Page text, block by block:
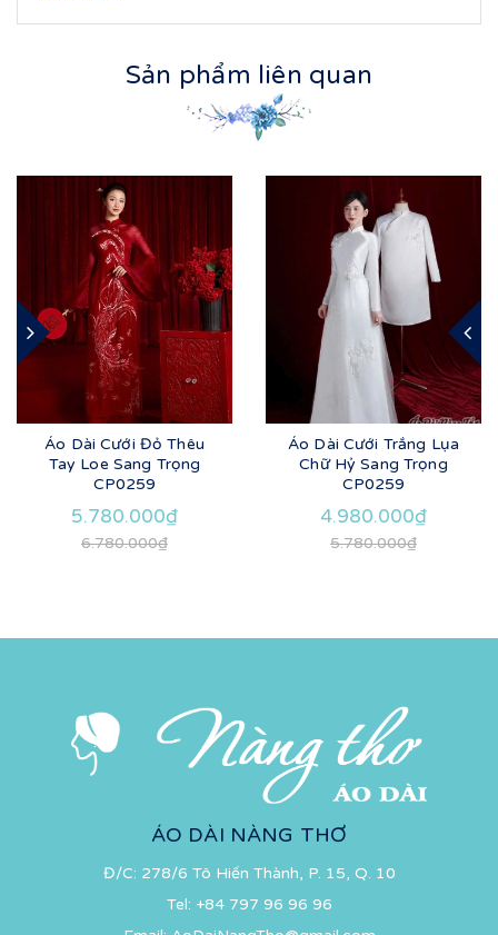
Sản phẩm liên quan
Áo Dài Cưới Đỏ Thêu
Tay Loe Sang Trọng
CP0259
5.780.000₫
6.780.000₫
Áo Dài Cưới Trắng Lụa
Chữ Hỷ Sang Trọng
CP0259
4.980.000₫
5.780.000₫
ÁO DÀI NÀNG THƠ
Đ/C: 278/6 Tô Hiến Thành, P. 15, Q. 10
Tel: +84 797 96 96 96